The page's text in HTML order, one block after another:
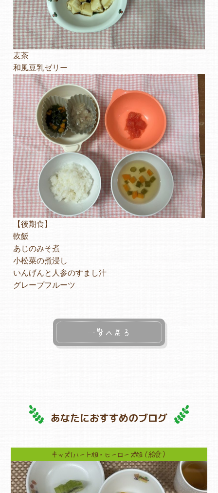
ヒーローズ旭保育園
キッズ１ハート旭保育所
園の様子
お知らせ
麦茶
和風豆乳ゼリー
【後期食】
軟飯
あじのみそ煮
小松菜の煮浸し
いんげんと人参のすまし汁
グレープフルーツ
一覧へ戻る
あなたにおすすめのブログ
キッズ1ハート旭・ヒーローズ旭（給食）